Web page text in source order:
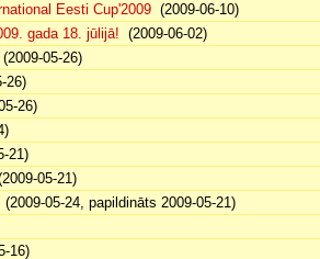
Eesti Cup'2009 (2009-06-10)
gada 18. jūlijā! (2009-06-02)
(2009-05-26)
26)
26)
21)
05-21)
(2009-05-24, papildināts 2009-05-21)
16)